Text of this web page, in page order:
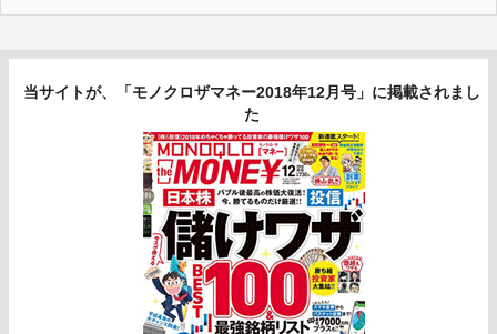
当サイトが、「モノクロザマネー2018年12月号」に掲載されまし
た